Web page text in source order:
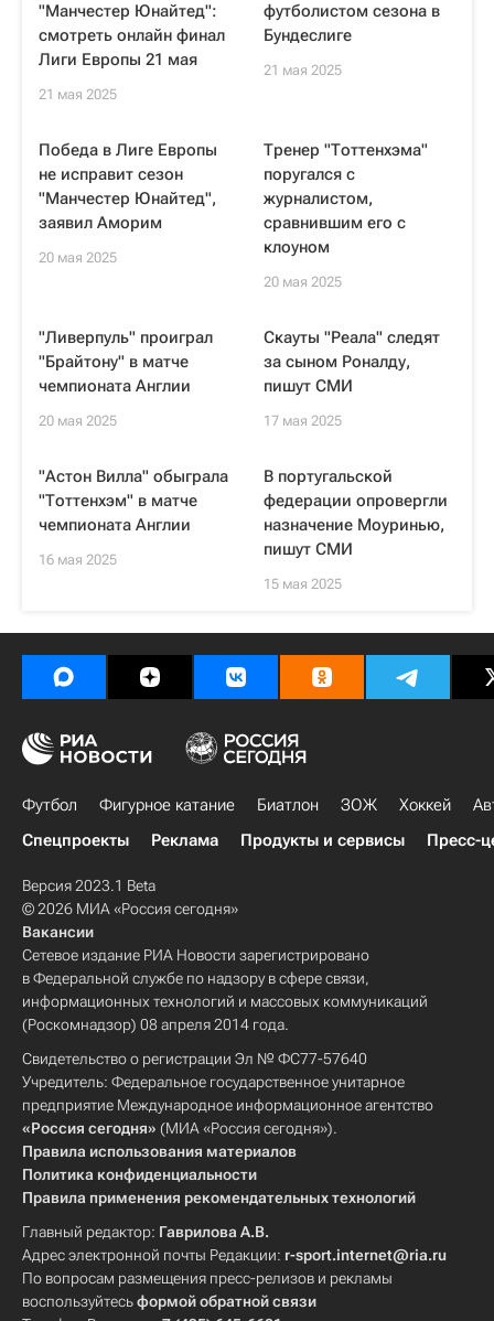
"Манчестер Юнайтед":
смотреть онлайн финал
Лиги Европы 21 мая
21 мая 2025
футболистом сезона в
Бундеслиге
21 мая 2025
Победа в Лиге Европы
не исправит сезон
"Манчестер Юнайтед",
заявил Аморим
20 мая 2025
Тренер "Тоттенхэма"
поругался с
журналистом,
сравнившим его с
клоуном
20 мая 2025
"Ливерпуль" проиграл
"Брайтону" в матче
чемпионата Англии
20 мая 2025
Скауты "Реала" следят
за сыном Роналду,
пишут СМИ
17 мая 2025
"Астон Вилла" обыграла
"Тоттенхэм" в матче
чемпионата Англии
16 мая 2025
В португальской
федерации опровергли
назначение Моуринью,
пишут СМИ
15 мая 2025
Футбол Фигурное катание Биатлон ЗОЖ Хоккей
Спецпроекты
Реклама Продукты и сервисы Пресс-
Версия 2023.1 Beta
© 2026 МИА «Россия сегодня»
Вакансии
Сетевое издание РИА Новости зарегистрировано
в Федеральной службе по надзору в сфере связи,
информационных технологий и массовых коммуникаций
(Роскомнадзор) 08 апреля 2014 года.
Свидетельство о регистрации Эл № ФС77-57640
Учредитель: Федеральное государственное унитарное
предприятие Международное информационное агентство
«Россия сегодня» (МИА «Россия сегодня»).
Правила использования материалов
Политика конфиденциальности
Правила применения рекомендательных технологий
Главный редактор: Гаврилова А.В.
Адрес электронной почты Редакции: r-sport.internet@ria.ru
По вопросам размещения пресс-релизов и рекламы
воспользуйтесьформой обратной связи